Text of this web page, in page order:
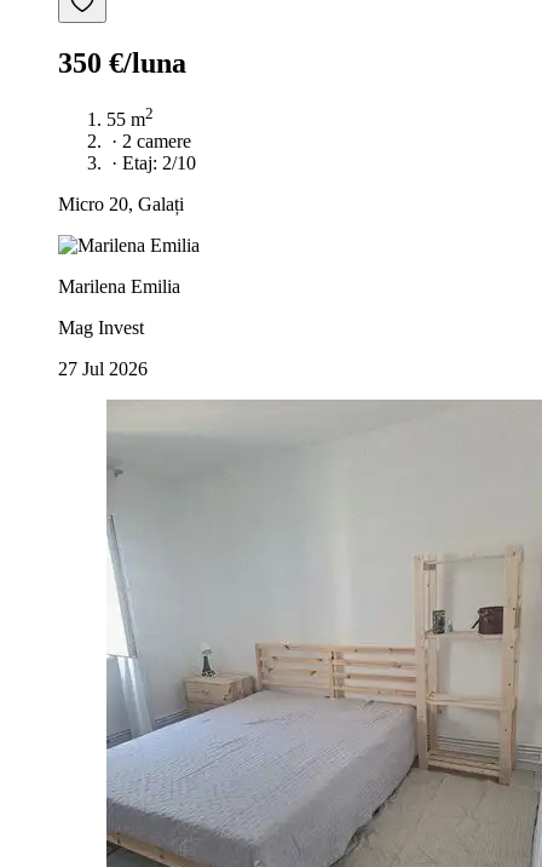
350 €/luna
55 m2
· 2 camere
· Etaj: 2/10
Micro 20, Galați
Marilena Emilia
Mag Invest
27 Jul 2026